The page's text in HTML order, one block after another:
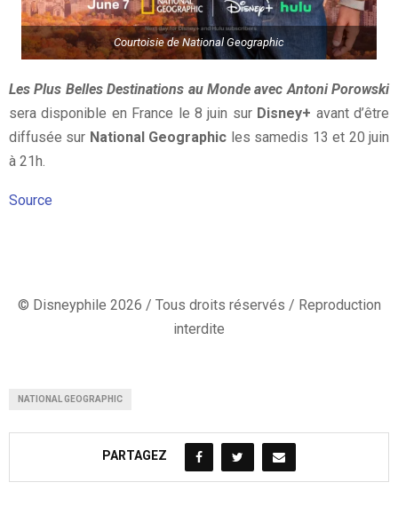
Courtoisie de National Geographic
Les Plus Belles Destinations au Monde avec Antoni Porowski
sera disponible en France le 8 juin sur Disney+ avant d’être
diffusée sur National Geographic les samedis 13 et 20 juin
à 21h.
Source
© Disneyphile 2026 / Tous droits réservés / Reproduction
interdite
NATIONAL GEOGRAPHIC
PARTAGEZ